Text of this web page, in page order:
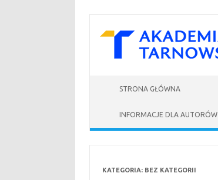
STRONA GŁÓWNA
INFORMACJE DLA AUTORÓW
KATEGORIA: BEZ KATEGORII